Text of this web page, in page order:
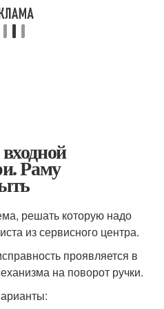
Раму
решать которую надо
из сервисного центра.
проявляется в
на поворот ручки.